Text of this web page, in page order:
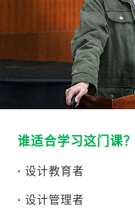
谁适合学习这门课？
· 设计教育者
· 设计管理者